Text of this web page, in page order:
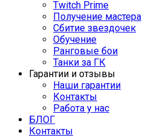
Twitch Prime
Получение мастера
Сбитие звездочек
Обучение
Ранговые бои
Танки за ГК
Гарантии и отзывы
Наши гарантии
Контакты
Работа у нас
БЛОГ
Контакты